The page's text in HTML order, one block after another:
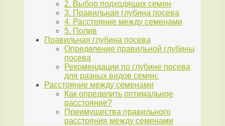
2. Выбор подходящих семян
3. Правильная глубина посева
4. Расстояние между семенами
5. Полив
Правильная глубина посева
Определение правильной глубины
посева
Рекомендации по глубине посева
для разных видов семян:
Расстояние между семенами
Как определить оптимальное
расстояние?
Преимущества правильного
расстояния между семенами